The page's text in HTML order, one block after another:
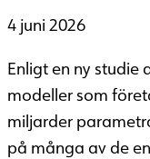
4 juni 2026
Enligt en ny studie
modeller som
miljarder
på många av de